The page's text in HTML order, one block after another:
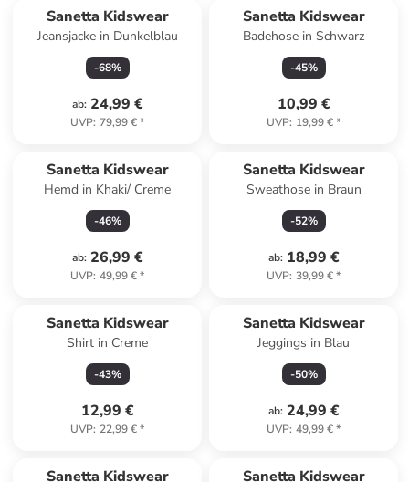
Sanetta Kidswear
Jeansjacke in Dunkelblau
-68%
ab: 24,99 €
UVP: 79,99 €*
Sanetta Kidswear
Badehose in Schwarz
-45%
10,99 €
UVP: 19,99 €*
Sanetta Kidswear
Hemd in Khaki/ Creme
-46%
ab: 26,99 €
UVP: 49,99 €*
Sanetta Kidswear
Sweathose in Braun
-52%
ab: 18,99 €
UVP: 39,99 €*
Sanetta Kidswear
Shirt in Creme
-43%
12,99 €
UVP: 22,99 €*
Sanetta Kidswear
Jeggings in Blau
-50%
ab: 24,99 €
UVP: 49,99 €*
Sanetta Kidswear Sanetta Kidswear